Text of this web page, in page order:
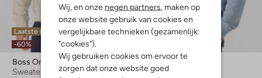
Wij, en onze negen partners , maken op
onze website gebruik van cookies en
vergelijkbare technieken (gezamenlijk:
"cookies").
Wij gebruiken cookies om ervoor te
zorgen dat onze website goed
Laatste maten
-60%
Boss Orange
Sweater
Laatste item
Boss Orange
Sweater